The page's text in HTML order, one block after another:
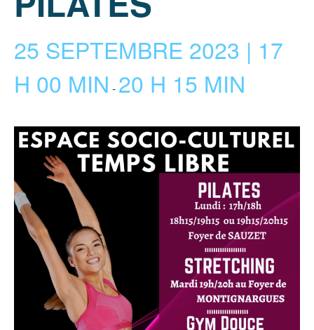
25 SEPTEMBRE 2023 | 17
H 00 MIN - 20 H 15 MIN